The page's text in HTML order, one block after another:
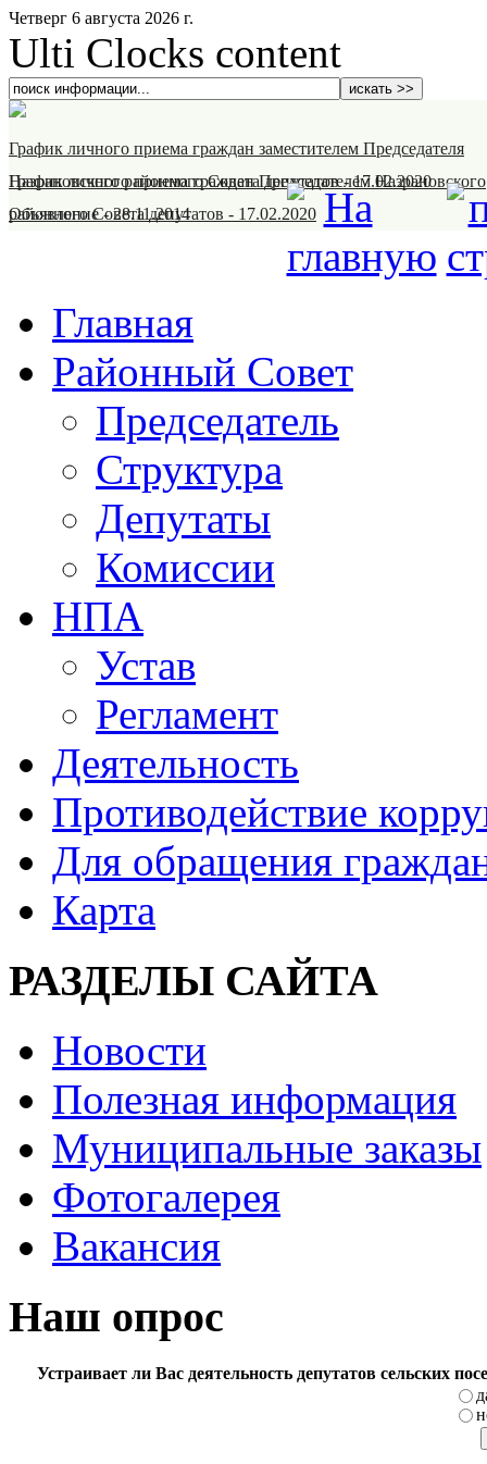
Четверг 6 августа 2026 г.
Ulti Clocks content
График личного приема граждан заместителем Председателя
Назрановского районного Совета депутатов-17.02.2020
График личного приема граждан Председателем Назрановского
районного Совета депутатов - 17.02.2020
Объявление-28.11.2014
Главная
Районный Совет
Председатель
Структура
Депутаты
Комиссии
НПА
Устав
Регламент
Деятельность
Противодействие
Для обращения
Карта
РАЗДЕЛЫ САЙТА
Новости
Полезная информация
Муниципальные заказы
Фотогалерея
Вакансия
Наш опрос
Устраивает ли Вас деятельность депутатов сельских